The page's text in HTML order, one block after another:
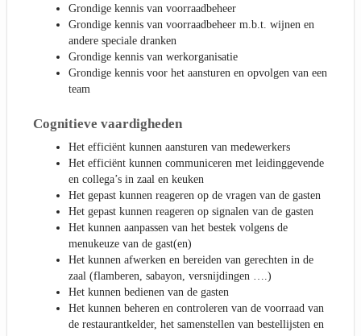
Grondige kennis van voorraadbeheer
Grondige kennis van voorraadbeheer m.b.t. wijnen en
andere speciale dranken
Grondige kennis van werkorganisatie
Grondige kennis voor het aansturen en opvolgen van een
team
Cognitieve vaardigheden
Het efficiënt kunnen aansturen van medewerkers
Het efficiënt kunnen communiceren met leidinggevende
en collega’s in zaal en keuken
Het gepast kunnen reageren op de vragen van de gasten
Het gepast kunnen reageren op signalen van de gasten
Het kunnen aanpassen van het bestek volgens de
menukeuze van de gast(en)
Het kunnen afwerken en bereiden van gerechten in de
zaal (flamberen, sabayon, versnijdingen ….)
Het kunnen bedienen van de gasten
Het kunnen beheren en controleren van de voorraad van
de restaurantkelder, het samenstellen van bestellijsten en